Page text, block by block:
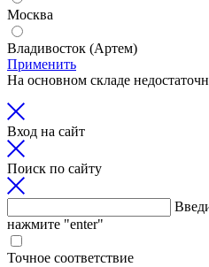
Москва
Владивосток (Артем)
Применить
На основном складе
Вход на сайт
Поиск по сайту
нажмите "enter"
Точное соответствие